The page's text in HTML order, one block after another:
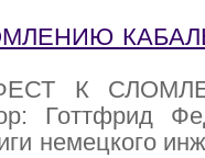
К
Готтфрид
немецкого